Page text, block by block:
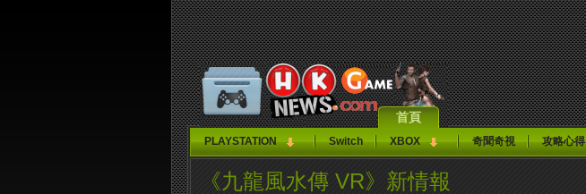
首頁
PLAYSTATION Switch XBOX 奇聞奇視 攻略心得
《九龍風水傳 VR》新情報